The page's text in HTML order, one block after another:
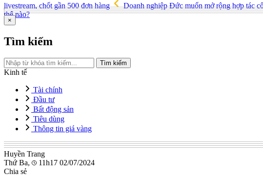
livestream, chốt gần 500 đơn hàng
Doanh nghiệp Đức muốn mở rộng hợp tác
thế nào?
×
Tìm kiếm
Tìm kiếm
Kinh tế
Tài chính
Đầu tư
Bất động sản
Tiêu dùng
Thông tin giá vàng
Huyền Trang
Thứ Ba,
11h17 02/07/2024
Chia sẻ